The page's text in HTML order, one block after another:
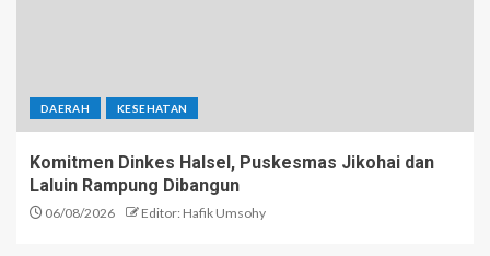
DAERAH KESEHATAN
Komitmen Dinkes Halsel, Puskesmas Jikohai dan
Laluin Rampung Dibangun
06/08/2026 Editor: Hafik Umsohy